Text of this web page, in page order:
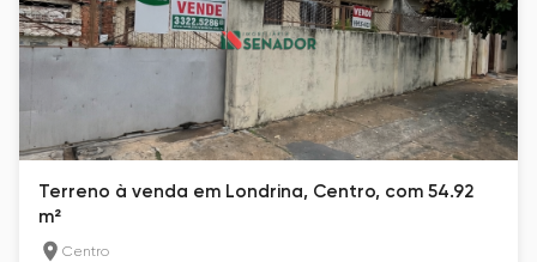
Terreno à venda em Londrina, Centro, com 54.92
m²
Centro